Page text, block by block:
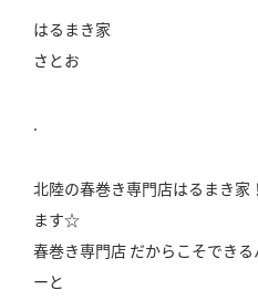
はるまき家
さとお
.
北陸の春巻き専門店はるまき家
ます☆
春巻き専門店 だからこそでき
ーと